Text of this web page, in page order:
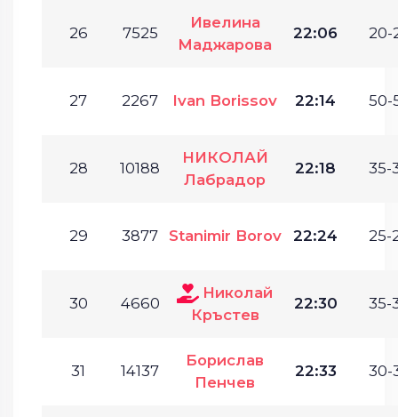
26 7525
Ивелина
Маджарова
22:06 20-
27 2267 Ivan Borissov 22:14 50-
28 10188
НИКОЛАЙ
Лабрадор
22:18 35-
29 3877 Stanimir Borov 22:24 25-
30 4660
Николай
Кръстев
22:30 35-
31 14137
Борислав
Пенчев
22:33 30-